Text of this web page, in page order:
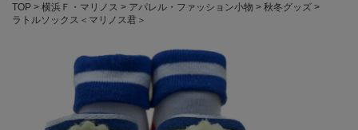
TOP 横浜Ｆ・マリノス アパレル・ファッション小物
秋冬グッズ
ラトルソックス＜マリノス君＞